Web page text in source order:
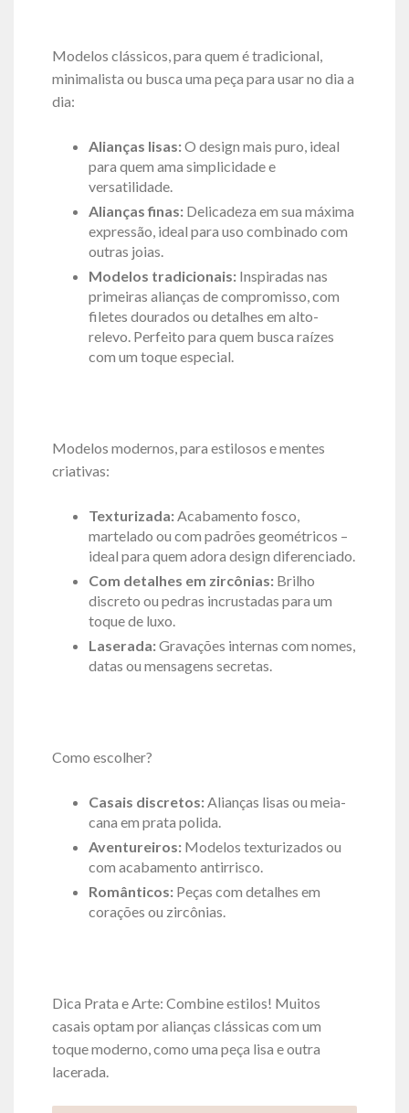
Modelos clássicos, para quem é tradicional,
minimalista ou busca uma peça para usar no dia a
dia:
Alianças lisas:O design mais puro, ideal
para quem ama simplicidade e
versatilidade.
Alianças finas:Delicadeza em sua máxima
expressão, ideal para uso combinado com
outras joias.
Modelos tradicionais:Inspiradas nas
primeiras alianças de compromisso, com
filetes dourados ou detalhes em alto-
relevo. Perfeito para quem busca raízes
com um toque especial.
Modelos modernos, para estilosos e mentes
criativas:
Texturizada:Acabamento fosco,
martelado ou com padrões geométricos –
ideal para quem adora design diferenciado.
Com detalhes em zircônias:Brilho
discreto ou pedras incrustadas para um
toque de luxo.
Laserada:Gravações internas com nomes,
datas ou mensagens secretas.
Como escolher?
Casais discretos: Alianças lisas ou meia-
cana em prata polida.
Aventureiros:Modelos texturizados ou
com acabamento antirrisco.
Românticos:Peças com detalhes em
corações ou zircônias.
Dica Prata e Arte: Combine estilos! Muitos
casais optam por alianças clássicas com um
toque moderno, como uma peça lisa e outra
lacerada.